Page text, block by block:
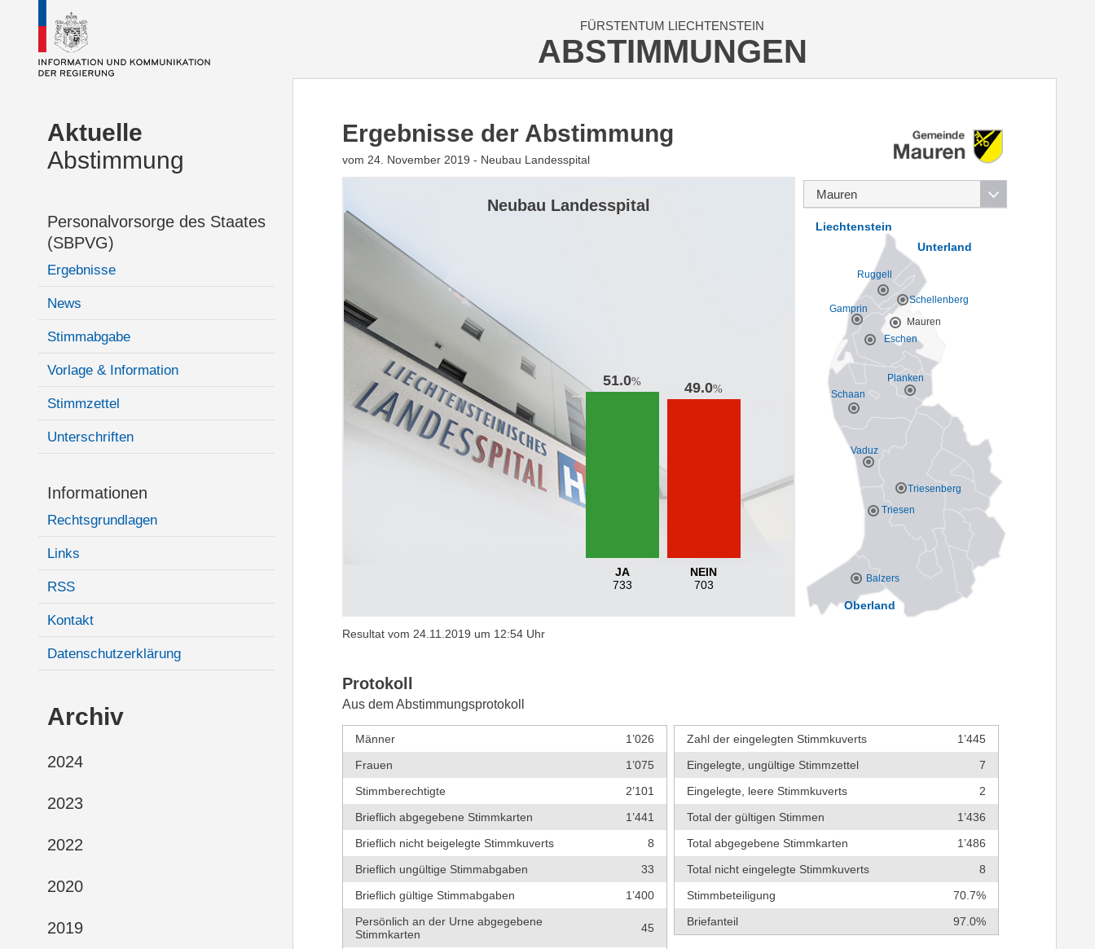
FÜRSTENTUM LIECHTENSTEIN
ABSTIMMUNGEN
Aktuelle
Abstimmung
Personalvorsorge des Staates
(SBPVG)
Ergebnisse
News
Stimmabgabe
Vorlage & Information
Stimmzettel
Unterschriften
Informationen
Rechtsgrundlagen
Links
RSS
Kontakt
Datenschutzerklärung
Archiv
2024
2023
2022
2020
2019
Vaduz
Balzers
Planken
Schaan
Triesen
Triesenberg
Eschen
Gamprin
Mauren
Ruggell
Schellenberg
Oberland
Unterland
Liechtenstein
Ergebnisse der Abstimmung
vom 24. November 2019 - Neubau Landesspital
Neubau Landesspital
51.0%
JA
733
49.0%
NEIN
703
Resultat vom 24.11.2019 um 12:54 Uhr
Protokoll
Aus dem Abstimmungsprotokoll
Männer
1’026
Frauen
1’075
Stimmberechtigte
2’101
Brieflich abgegebene Stimmkarten
1’441
Brieflich nicht beigelegte Stimmkuverts
8
Brieflich ungültige Stimmabgaben
33
Brieflich gültige Stimmabgaben
1’400
Persönlich an der Urne abgegebene
Stimmkarten
45
Zahl der eingelegten Stimmkuverts
1’445
Eingelegte, ungültige Stimmzettel
7
Eingelegte, leere Stimmkuverts
2
Total der gültigen Stimmen
1’436
Total abgegebene Stimmkarten
1’486
Total nicht eingelegte Stimmkuverts
8
Stimmbeteiligung
70.7%
Briefanteil
97.0%